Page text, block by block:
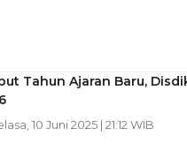
Tahun Ajaran Baru,
10 Juni 2025 | 21:12 WIB